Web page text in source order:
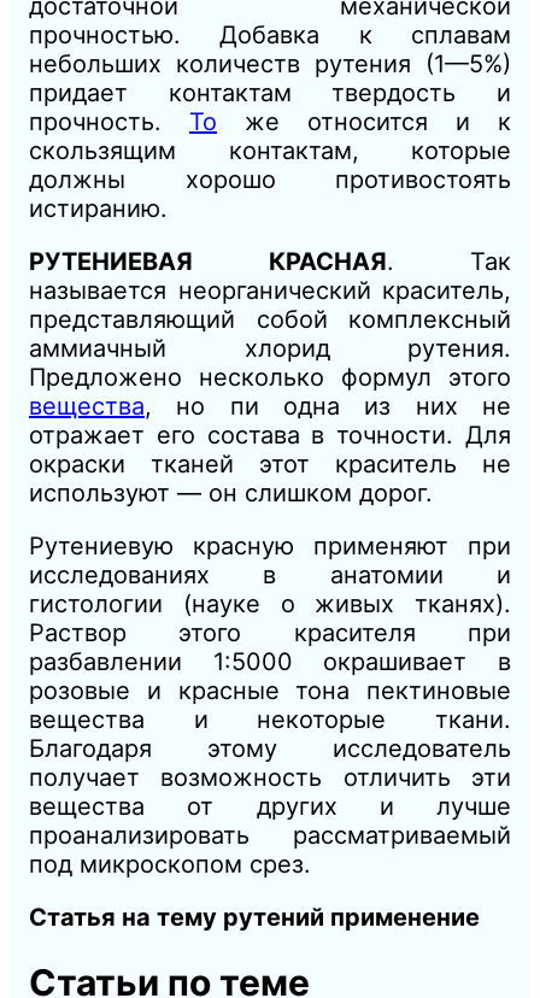
прочностью. Добавка к сплавам
небольших количеств рутения (1—5%)
придает контактам твердость и
прочность. То же относится и к
скользящим контактам, которые
должны хорошо противостоять
истиранию.
РУТЕНИЕВАЯ КРАСНАЯ. Так
называется неорганический краситель,
представляющий собой комплексный
аммиачный хлорид рутения.
Предложено несколько формул этого
вещества, но пи одна из них не
отражает его состава в точности. Для
окраски тканей этот краситель не
используют — он слишком дорог.
Рутениевую красную применяют при
исследованиях в анатомии и
гистологии (науке о живых тканях).
Раствор этого красителя при
разбавлении 1:5000 окрашивает в
розовые и красные тона пектиновые
вещества и некоторые ткани.
Благодаря этому исследователь
получает возможность отличить эти
вещества от других и лучше
проанализировать рассматриваемый
под микроскопом срез.
Статья на тему рутений применение
Статьи по теме